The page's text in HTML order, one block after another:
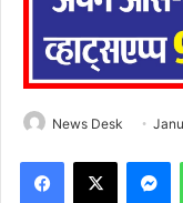
News Desk
Facebook
X